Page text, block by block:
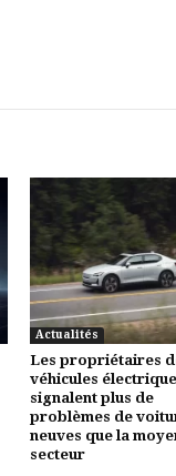
Actualités
Les propriétaires
véhicules
signalent plus de
problèmes de
neuves que la
secteur